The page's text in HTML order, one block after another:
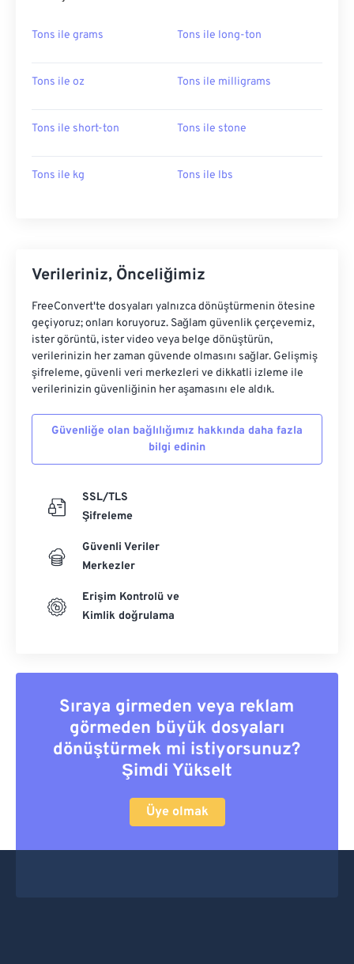
Tons ile grams Tons ile long-ton
Tons ile oz Tons ile milligrams
Tons ile short-ton Tons ile stone
Tons ile kg Tons ile lbs
Verileriniz, Önceliğimiz
FreeConvert'te dosyaları yalnızca dönüştürmenin ötesine
geçiyoruz; onları koruyoruz. Sağlam güvenlik çerçevemiz,
ister görüntü, ister video veya belge dönüştürün,
verilerinizin her zaman güvende olmasını sağlar. Gelişmiş
şifreleme, güvenli veri merkezleri ve dikkatli izleme ile
verilerinizin güvenliğinin her aşamasını ele aldık.
Güvenliğe olan bağlılığımız hakkında daha fazla
bilgi edinin
SSL/TLS
Şifreleme
Güvenli Veriler
Merkezler
Erişim Kontrolü ve
Kimlik doğrulama
Sıraya girmeden veya reklam
görmeden büyük dosyaları
dönüştürmek mi istiyorsunuz?
Şimdi Yükselt
Üye olmak